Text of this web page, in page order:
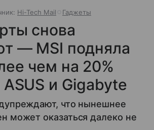
Hi-Tech Mail Гаджеты
снова
— MSI подняла
чем на 20%
ASUS и Gigabyte
что нынешнее
может оказаться далеко не